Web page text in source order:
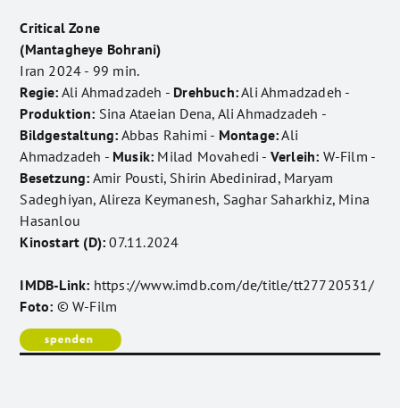
Critical Zone
(Mantagheye Bohrani)
Iran 2024 - 99 min.
Regie: Ali Ahmadzadeh - Drehbuch:Ali Ahmadzadeh -
Produktion: Sina Ataeian Dena, Ali Ahmadzadeh -
Bildgestaltung: Abbas Rahimi - Montage:Ali
Ahmadzadeh - Musik: Milad Movahedi - Verleih: W-Film -
Besetzung: Amir Pousti, Shirin Abedinirad, Maryam
Sadeghiyan, Alireza Keymanesh, Saghar Saharkhiz, Mina
Hasanlou
Kinostart (D): 07.11.2024
IMDB-Link: https://www.imdb.com/de/title/tt27720531/
Foto: © W-Film